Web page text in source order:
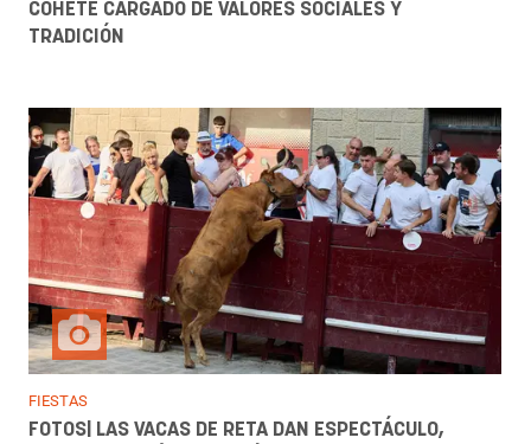
COHETE CARGADO DE VALORES SOCIALES Y
TRADICIÓN
FIESTAS
FOTOS| LAS VACAS DE RETA DAN ESPECTÁCULO,